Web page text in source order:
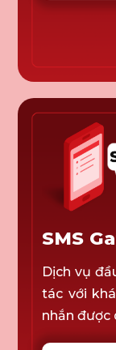
SMS
Dịch vụ
tác với
nhắn được